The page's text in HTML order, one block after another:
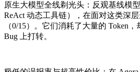
原生大模型全线剃光头：反观基线模
ReAct 动态工具链），在面对这类深
（0/15）。它们消耗了大量的 Token
Bug 上打转。